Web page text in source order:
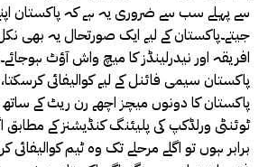
سے پہلے سب سے ضروری یہ ہے کہ پاکستان
جیتے۔پاکستان کے لیے ایک صورتحال یہ بھی
افریقہ اور نیدرلینڈز کا میچ واش آؤٹ
پاکستان سیمی فائنل کے لیے کوالیفائی
پاکستان کا دونوں میچز اچھے رن ریٹ کے ساتھ
ٹوئنٹی ورلڈکپ کی پلیئنگ کنڈیشنز کے مطابق
برابر ہوں تو اگلے مرحلے تک وہ ٹیم